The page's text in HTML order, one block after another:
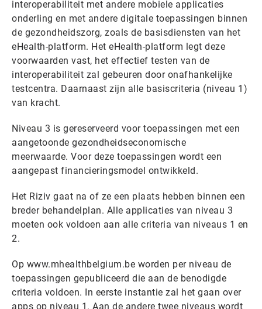
interoperabiliteit met andere mobiele applicaties
onderling en met andere digitale toepassingen binnen
de gezondheidszorg, zoals de basisdiensten van het
eHealth-platform. Het eHealth-platform legt deze
voorwaarden vast, het effectief testen van de
interoperabiliteit zal gebeuren door onafhankelijke
testcentra. Daarnaast zijn alle basiscriteria (niveau 1)
van kracht.
Niveau 3 is gereserveerd voor toepassingen met een
aangetoonde gezondheidseconomische
meerwaarde. Voor deze toepassingen wordt een
aangepast financieringsmodel ontwikkeld.
Het Riziv gaat na of ze een plaats hebben binnen een
breder behandelplan. Alle applicaties van niveau 3
moeten ook voldoen aan alle criteria van niveaus 1 en
2.
Op www.mhealthbelgium.be worden per niveau de
toepassingen gepubliceerd die aan de benodigde
criteria voldoen. In eerste instantie zal het gaan over
apps op niveau 1. Aan de andere twee niveaus wordt